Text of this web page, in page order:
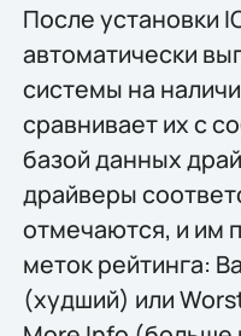
После установки
автоматически
системы на
сравнивает их с
базой данных
драйверы
отмечаются, и им
меток рейтинга:
(худший) или